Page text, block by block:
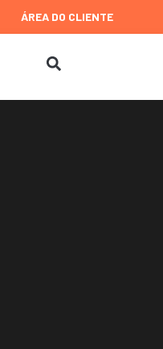
ÁREA DO CLIENTE